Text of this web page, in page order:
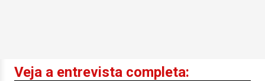
Veja a entrevista completa: